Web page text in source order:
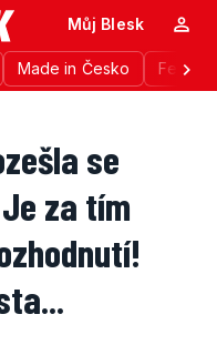
Made in Česko
Můj Blesk
se
za tím